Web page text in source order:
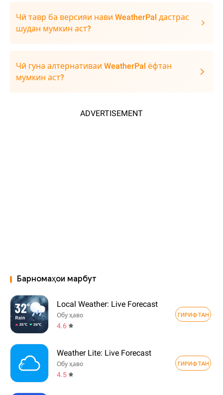
Чӣ тавр ба версияи нави WeatherPal дастрас
шудан мумкин аст?
Чӣ гуна алтернативаи WeatherPal ёфтан
мумкин аст?
ADVERTISEMENT
Барномаҳои марбут
Local Weather: Live Forecast
Обу ҳаво
4.6
ГИРИФТАН
Weather Lite: Live Forecast
Обу ҳаво
4.5
ГИРИФТАН